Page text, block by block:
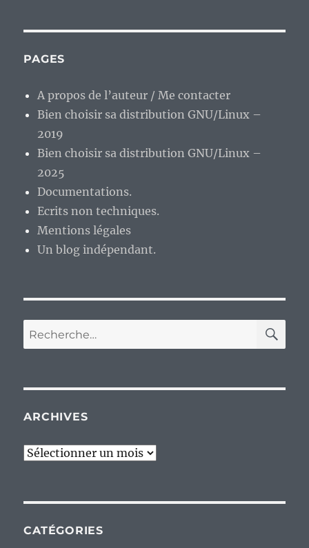
PAGES
A propos de l’auteur / Me contacter
Bien choisir sa distribution GNU/Linux –
2019
Bien choisir sa distribution GNU/Linux –
2025
Documentations.
Ecrits non techniques.
Mentions légales
Un blog indépendant.
Recherche
pour :
ARCHIVES
Archives
CATÉGORIES